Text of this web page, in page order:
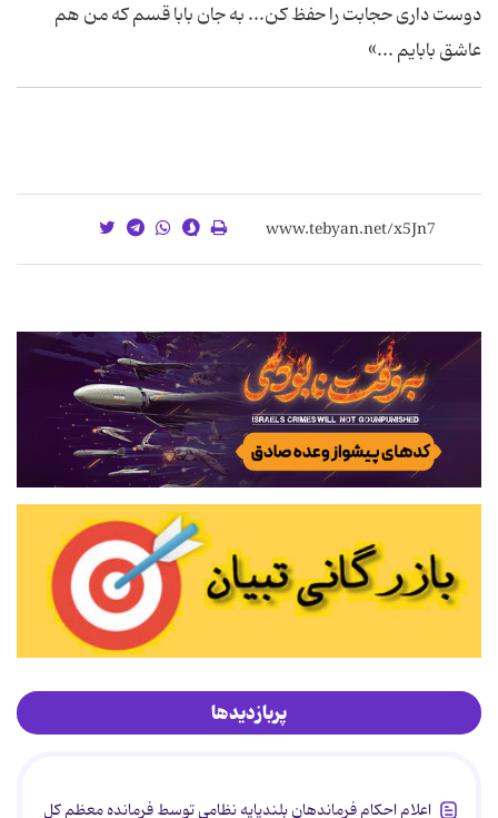
دوست داری حجابت را حفظ کن... به جان بابا قسم که من هم
عاشق بابایم ...»
پربازدیدها
اعلام احکام فرماندهان بلندپایه نظامی توسط فرمانده معظم کل